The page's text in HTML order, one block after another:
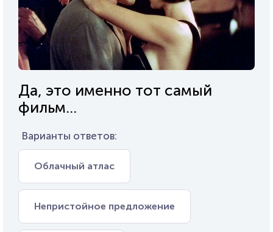
Да, это именно тот самый
фильм...
Варианты ответов:
Облачный атлас
Непристойное предложение